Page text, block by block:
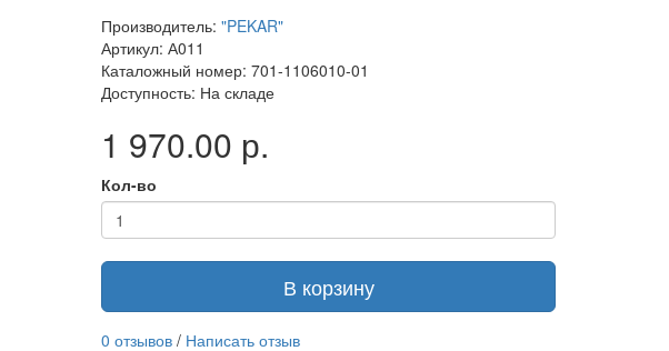
Производитель:"PEKAR"
Артикул: А011
Каталожный номер: 701-1106010-01
Доступность: На складе
1 970.00 р.
Кол-во
В корзину
0 отзывов / Написать отзыв